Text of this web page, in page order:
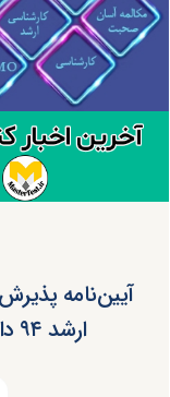
آیین‌نامه
ارشد ۹۴ دانشگاه سیستان و بلوچستان